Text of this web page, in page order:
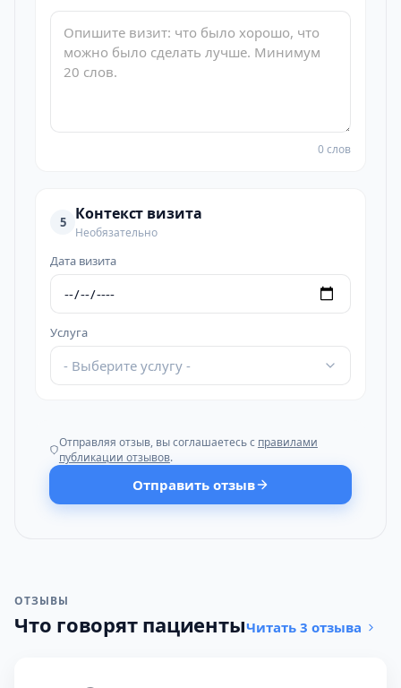
0 слов
5 Контекст визита
Необязательно
Дата визита
Услуга
- Выберите услугу -
Отправляя отзыв, вы соглашаетесь с правилами
публикации отзывов.
Отправить отзыв
ОТЗЫВЫ
Что говорят пациентыЧитать 3 отзыва